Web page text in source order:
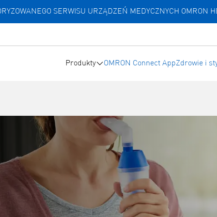
SERWISU URZĄDZEŃ MEDYCZNYCH OMRON
Produkty OMRON Connect AppZdrowie i